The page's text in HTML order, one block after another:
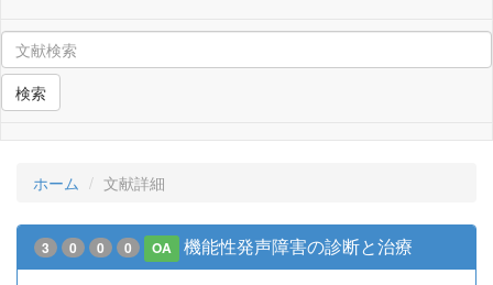
検索
ホーム 文献詳細
3 0 0 0 OA 機能性発声障害の診断と治療